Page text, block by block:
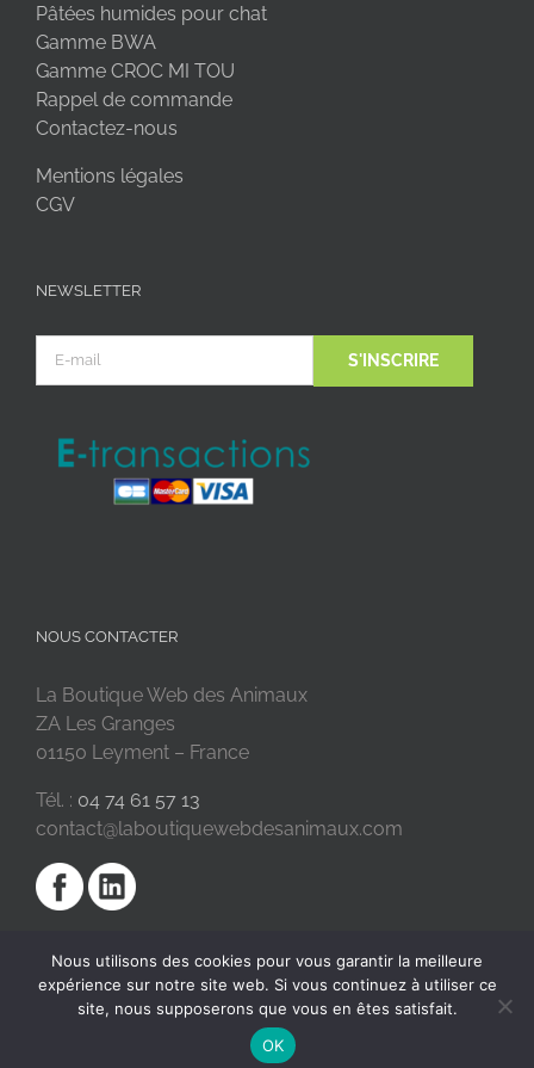
Pâtées humides pour chat
Gamme BWA
Gamme CROC MI TOU
Rappel de commande
Contactez-nous
Mentions légales
CGV
NEWSLETTER
NOUS CONTACTER
La Boutique Web des Animaux
ZA Les Granges
01150 Leyment – France
Tél. : 04 74 61 57 13
contact@laboutiquewebdesanimaux.com
2018 © La Boutique Web des Animaux | Réalisé par
Nous utilisons des cookies pour vous garantir la meilleure
expérience sur notre site web. Si vous continuez à utiliser ce
site, nous supposerons que vous en êtes satisfait.
OK